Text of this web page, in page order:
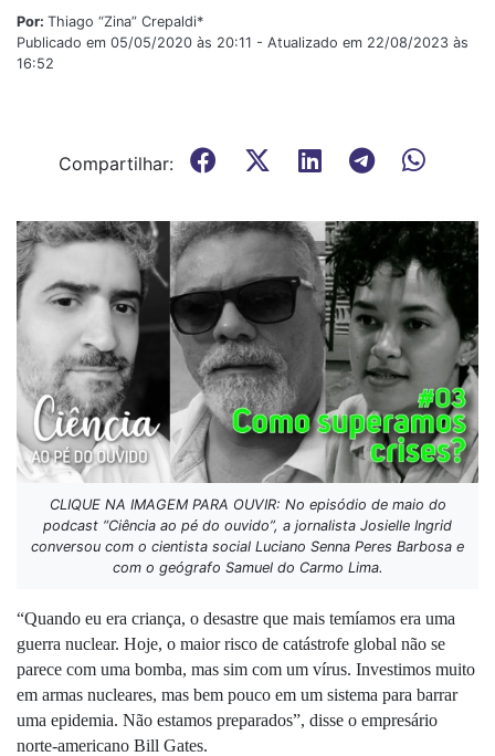
Por: Thiago “Zina” Crepaldi*
Publicado em 05/05/2020 às 20:11 - Atualizado em 22/08/2023 às
16:52
Compartilhar:
CLIQUE NA IMAGEM PARA OUVIR: No episódio de maio do
podcast “Ciência ao pé do ouvido”, a jornalista Josielle Ingrid
conversou com o cientista social Luciano Senna Peres Barbosa e
com o geógrafo Samuel do Carmo Lima.
“Quando eu era criança, o desastre que mais temíamos era uma
guerra nuclear. Hoje, o maior risco de catástrofe global não se
parece com uma bomba, mas sim com um vírus. Investimos muito
em armas nucleares, mas bem pouco em um sistema para barrar
uma epidemia. Não estamos preparados”, disse o empresário
norte-americano Bill Gates.